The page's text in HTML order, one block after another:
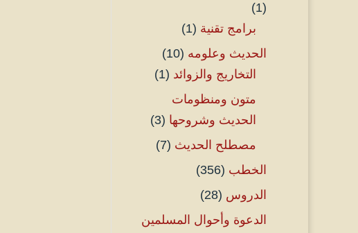
(1)
برامج تقنية (1)
الحديث وعلومه (10)
التخاريج والزوائد (1)
متون ومنظومات
الحديث وشروحها (3)
مصطلح الحديث (7)
الخطب (356)
الدروس (28)
الدعوة وأحوال المسلمين